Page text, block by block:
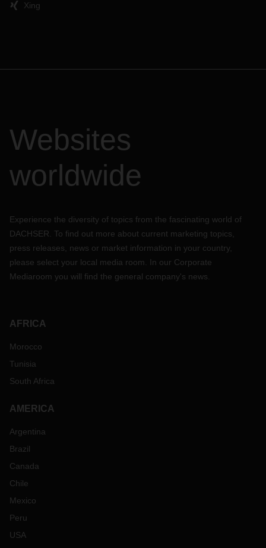
Xing
Websites
worldwide
Experience the diversity of topics from the fascinating world of
DACHSER. To find out more about current marketing topics,
press releases, news or market information in your country,
please select your local media room. In our Corporate
Mediaroom you will find the general company's news.
AFRICA
Morocco
Tunisia
South Africa
AMERICA
Argentina
Brazil
Canada
Chile
Mexico
Peru
USA